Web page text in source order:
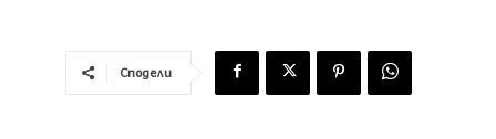
Сподели